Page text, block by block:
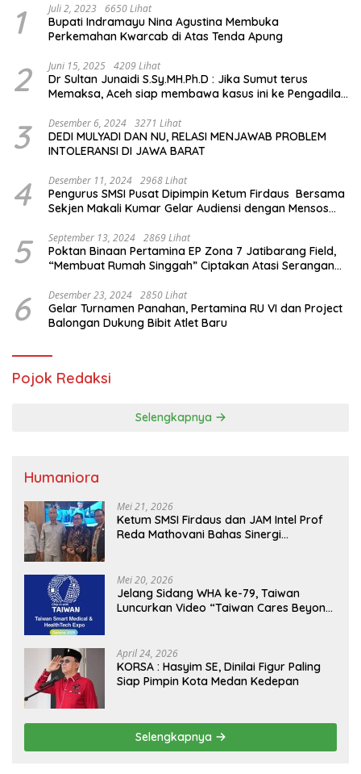
1 Juli 2, 2023 6650 Lihat
Bupati Indramayu Nina Agustina Membuka
Perkemahan Kwarcab di Atas Tenda Apung
2 Juni 15, 2025 4209 Lihat
Dr Sultan Junaidi S.Sy.MH.Ph.D : Jika Sumut terus
Memaksa, Aceh siap membawa kasus ini ke Pengadilan
3 Desember 6, 2024 3271 Lihat
DEDI MULYADI DAN NU, RELASI MENJAWAB PROBLEM
INTOLERANSI DI JAWA BARAT
4 Desember 11, 2024 2968 Lihat
Pengurus SMSI Pusat Dipimpin Ketum Firdaus Bersama
Sekjen Makali Kumar Gelar Audiensi dengan Mensos
5 September 13, 2024 2869 Lihat
Poktan Binaan Pertamina EP Zona 7 Jatibarang Field,
“Membuat Rumah Singgah” Ciptakan Atasi Serangan
6 Desember 23, 2024 2850 Lihat
Gelar Turnamen Panahan, Pertamina RU VI dan Project
Balongan Dukung Bibit Atlet Baru
Pojok Redaksi
Selengkapnya
Humaniora
Mei 21, 2026
Ketum SMSI Firdaus dan JAM Intel Prof
Reda Mathovani Bahas Sinergi
MBG, Perkuat Pengawasan Program
Pemerintah
Mei 20, 2026
Jelang Sidang WHA ke-79, Taiwan
Luncurkan Video “Taiwan Cares Beyond
April 24, 2026
KORSA : Hasyim SE, Dinilai Figur Paling
Siap Pimpin Kota Medan Kedepan
Selengkapnya